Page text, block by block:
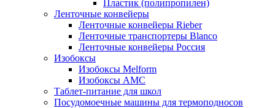
Пластик (полипропилен)
Ленточные конвейеры
Ленточные конвейеры Rieber
Ленточные транспортеры Blanco
Ленточные конвейеры Россия
Изобоксы
Изобоксы Melform
Изобоксы AMC
Таблет-питание для школ
Посудомоечные машины для термоподносов